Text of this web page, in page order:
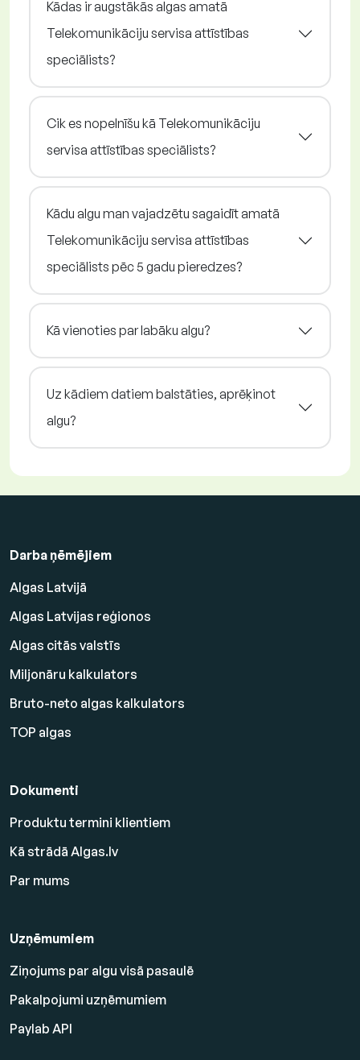
Kādas ir augstākās algas amatā
Telekomunikāciju servisa attīstības
speciālists?
Cik es nopelnīšu kā Telekomunikāciju
servisa attīstības speciālists?
Kādu algu man vajadzētu sagaidīt amatā
Telekomunikāciju servisa attīstības
speciālists pēc 5 gadu pieredzes?
Kā vienoties par labāku algu?
Uz kādiem datiem balstāties, aprēķinot
algu?
Darba ņēmējiem
Algas Latvijā
Algas Latvijas reģionos
Algas citās valstīs
Miljonāru kalkulators
Bruto-neto algas kalkulators
TOP algas
Dokumenti
Produktu termini klientiem
Kā strādā Algas.lv
Par mums
Uzņēmumiem
Ziņojums par algu visā pasaulē
Pakalpojumi uzņēmumiem
Paylab API